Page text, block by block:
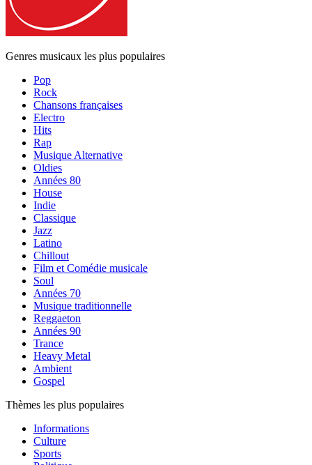
Genres musicaux les plus populaires
Pop
Rock
Chansons françaises
Electro
Hits
Rap
Musique Alternative
Oldies
Années 80
House
Indie
Classique
Jazz
Latino
Chillout
Film et Comédie musicale
Soul
Années 70
Musique traditionnelle
Reggaeton
Années 90
Trance
Heavy Metal
Ambient
Gospel
Thèmes les plus populaires
Informations
Culture
Sports